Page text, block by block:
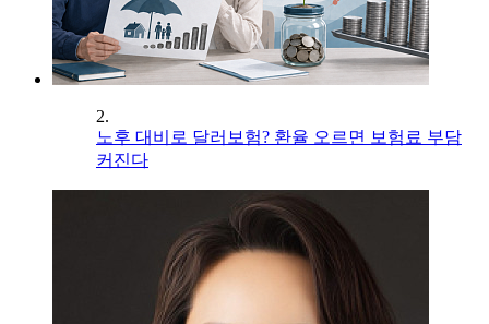
2.
노후 대비로 달러보험? 환율 오르면 보험료 부담
커진다